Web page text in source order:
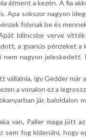
átment a kezén. A fia
Apa sokszor nagyon
folynak be és
bilincsbe verve
a gyanús pénzeket a
nagyon jeleskedett.
vállalnia, így Gedder
a vonalon ez a
jár, baloldalon
van, Paller maga jött
sem fog kiderülni, hogy